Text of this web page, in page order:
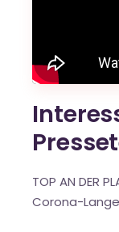
TOP AN DER
Corona-